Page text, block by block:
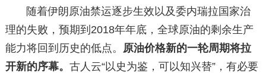
随着伊朗原油禁运逐步生效以及委内瑞拉国家治
理的失败，预期到2018年年底，全球原油的剩余生产
能力将回到历史的低点。 原油价格新的一轮周期将拉
开新的序幕。 古人云“以史为鉴，可以知兴替”，有必要